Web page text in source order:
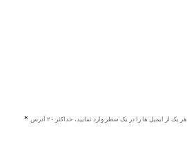
هر یک از ایمیل ها را در یک سطر وارد نمایید، حداکثر ۲۰ آدرس